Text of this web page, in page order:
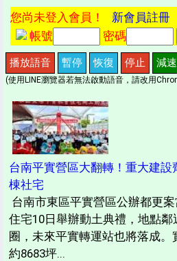
您尚未登入會員！ 新會員註冊
帳號
密碼
播放語音 暫停 恢復 停止 減速
(使用LINE瀏覽器若無法啟動語音，請改用
台南平實營區大翻轉！重大建
棟社宅
台南市東區平實營區公辦都更
住宅10日舉辦動土典禮，地點
圈，未來平實轉運站也將落成
約8683坪...